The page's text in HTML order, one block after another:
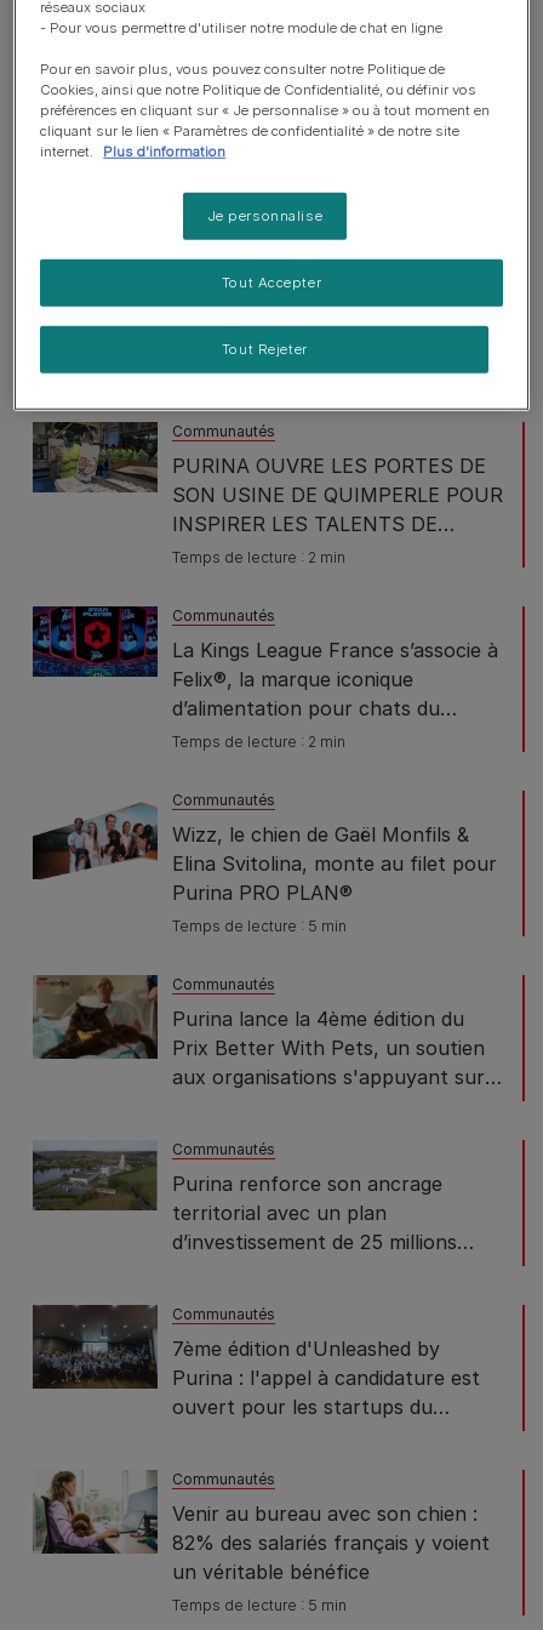
Communautés
Un compagnon à quatre pattes
pour apporter du réconfort aux
enfants de l'UAPED de Libourne
Temps de lecture : 2 min
Purina PRO PLAN® organise un
échauffement qui a du chien pour
Nitto ATP Finals à Turin.
Temps de lecture : 1 min
Communautés
PURINA OUVRE LES PORTES DE
SON USINE DE QUIMPERLE POUR
INSPIRER LES TALENTS DE
DEMAIN
Temps de lecture : 2 min
Communautés
La Kings League France s’associe à
Felix®, la marque iconique
d’alimentation pour chats du
groupe Purina
Temps de lecture : 2 min
Communautés
Wizz, le chien de Gaël Monfils &
Elina Svitolina, monte au filet pour
Purina PRO PLAN®
Temps de lecture : 5 min
Communautés
Purina lance la 4ème édition du
Prix Better With Pets, un soutien
aux organisations s'appuyant sur
Communautés
Purina renforce son ancrage
territorial avec un plan
d’investissement de 25 millions
Communautés
7ème édition d'Unleashed by
Purina : l'appel à candidature est
ouvert pour les startups du
Communautés
Venir au bureau avec son chien :
82% des salariés français y voient
un véritable bénéfice
Temps de lecture : 5 min
réseaux sociaux
- Pour vous permettre d'utiliser notre module de chat en ligne
Pour en savoir plus, vous pouvez consulter notre Politique de
Cookies, ainsi que notre Politique de Confidentialité, ou définir vos
préférences en cliquant sur « Je personnalise » ou à tout moment en
cliquant sur le lien « Paramètres de confidentialité » de notre site
internet.
Plus d'information
Je personnalise
Tout Rejeter
Tout Accepter